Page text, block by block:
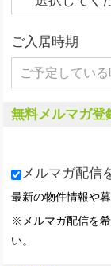
ご入居時期
無料メルマガ登
メルマガ配信
最新の物件情報や
※メルマガ配信を
い。